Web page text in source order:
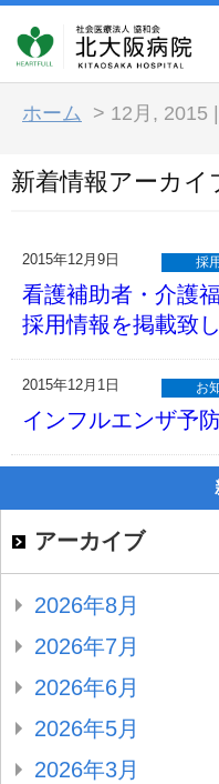
ホーム > 12月, 2015
新着情報アーカイ
2015年12月9日 採
看護補助者・介護
採用情報を掲載致し
2015年12月1日 お
インフルエンザ予
アーカイブ
2026年8月
2026年7月
2026年6月
2026年5月
2026年3月